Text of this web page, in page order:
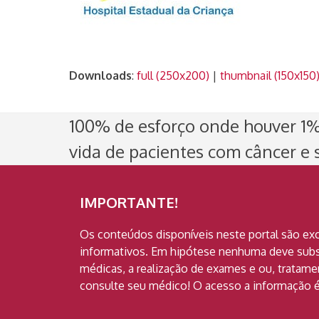
Downloads: full (250x200) | thumbnail (150x150)
100% de esforço onde houver
vida de pacientes com câncer e
IMPORTANTE!
Os conteúdos disponíveis neste portal são
informativos. Em hipótese nenhuma deve
médicas, a realização de exames e ou,
consulte seu médico! O acesso a informação